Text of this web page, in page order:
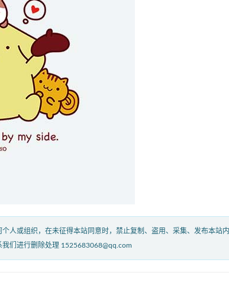
人或组织，在未征得本站同意时，禁止复制、盗用、采集、发布本站内
们进行删除处理 1525683068@qq.com